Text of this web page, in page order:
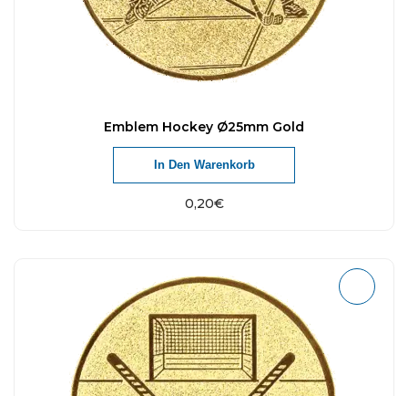
Emblem Hockey Ø25mm Gold
0,20€
In Den Warenkorb